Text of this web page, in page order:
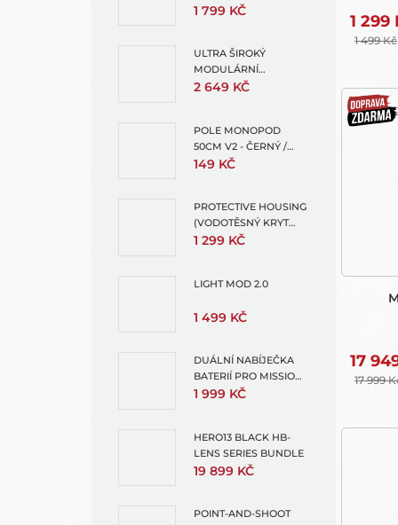
1 799 KČ
ULTRA ŠIROKÝ
MODULÁRNÍ
OBJEKTIV (ULTRA
2 649 KČ
POLE MONOPOD
50CM V2 - ČERNÝ /
MODRÁ PRO GOPRO -
149 KČ
PROTECTIVE HOUSING
(VODOTĚSNÝ KRYT
PRO MISSION 1 PRO +
1 299 KČ
LIGHT MOD 2.0
1 499 KČ
DUÁLNÍ NABÍJEČKA
BATERIÍ PRO MISSION 1
A HERO13 (ENDURO 2
1 999 KČ
HERO13 BLACK HB-
LENS SERIES BUNDLE
19 899 KČ
POINT-AND-SHOOT
1 299
1 499 Kč
DOPRAVA
ZDARMA
17
17 999